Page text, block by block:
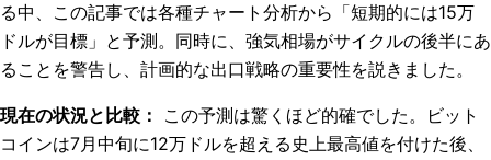
る中、この記事では各種チャート分析から「短期的には15万
ドルが目標」と予測。同時に、強気相場がサイクルの後半にあ
ることを警告し、計画的な出口戦略の重要性を説きました。
現在の状況と比較：
この予測は驚くほど的確でした。ビット
コインは7月中旬に12万ドルを超える史上最高値を付けた後、